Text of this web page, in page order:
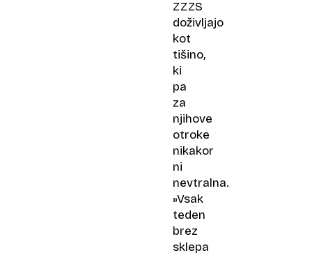
ZZZS
doživljajo
kot
tišino,
ki
pa
za
njihove
otroke
nikakor
ni
nevtralna.
»Vsak
teden
brez
sklepa